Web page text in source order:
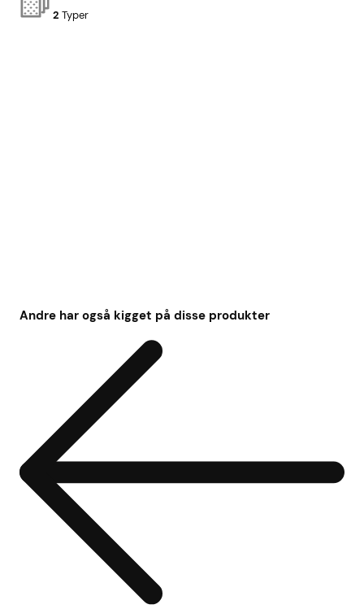
2 Typer
Andre har også kigget på disse produkter